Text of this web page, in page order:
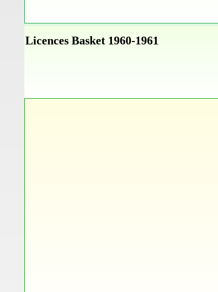
Licences Basket 1960-1961